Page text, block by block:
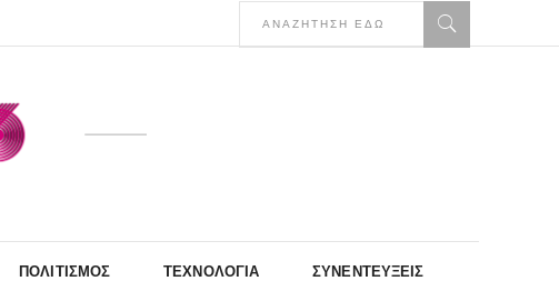
ΠΟΛΙΤΙΣΜΌΣ ΤΕΧΝΟΛΟΓΊΑ ΣΥΝΕΝΤΕΎΞΕΙΣ